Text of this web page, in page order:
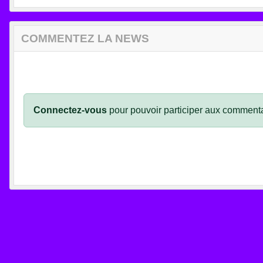
COMMENTEZ LA NEWS
Connectez-vous pour pouvoir participer aux